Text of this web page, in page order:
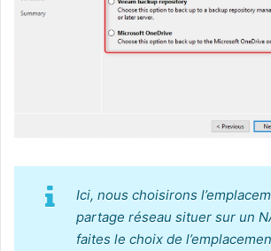
Ici, nous choisirons
partage réseau situer sur un
faites le choix de